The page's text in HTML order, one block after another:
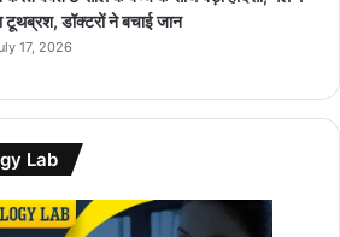
टूथब्रश, डॉक्टरों ने बचाई जान
17, 2026
Lab